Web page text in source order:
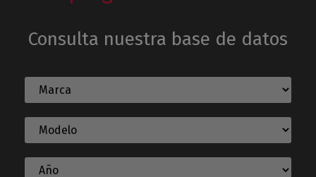
Consulta nuestra base de datos